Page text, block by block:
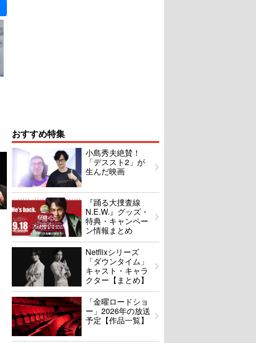
おすすめ特集
小島秀夫絶賛！
「デススト2」が
生んだ映画
『踊る大捜査線
N.E.W.』グッズ・
特典・キャンペー
ン情報まとめ
Netflixシリーズ
「ダウンタイム」
キャスト・キャラ
クター【まとめ】
「金曜ロードショ
ー」2026年の放送
予定【作品一覧】